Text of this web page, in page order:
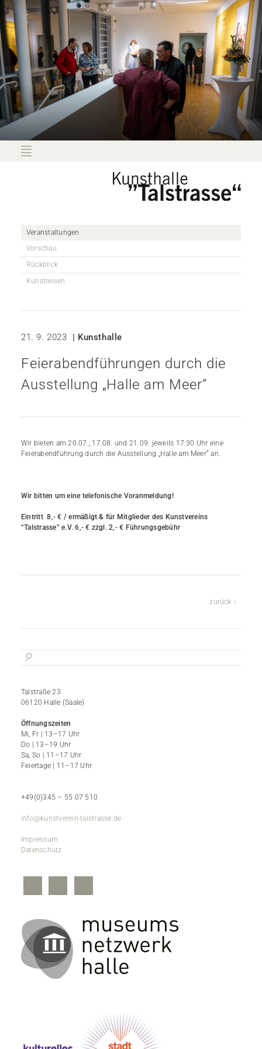
Veranstaltungen
Vorschau
Rückblick
Kunstreisen
21. 9. 2023 | Kunsthalle
Feierabendführungen durch die
Ausstellung „Halle am Meer“
Wir bieten am 20.07.; 17.08. und 21.09. jeweils 17:30 Uhr eine
Feierabendführung durch die Ausstellung „Halle am Meer“ an.
Wir bitten um eine telefonische Voranmeldung!
Eintritt 8,- € / ermäßigt & für Mitglieder des Kunstvereins
“Talstrasse” e.V. 6,- € zzgl. 2,- € Führungsgebühr
zurück
Talstraße 23
06120 Halle (Saale)
Öffnungszeiten
Mi, Fr | 13–17 Uhr
Do | 13–19 Uhr
Sa, So | 11–17 Uhr
Feiertage | 11–17 Uhr
+49(0)345 – 55 07 510
info@kunstverein-talstrasse.de
Impressum
Datenschutz